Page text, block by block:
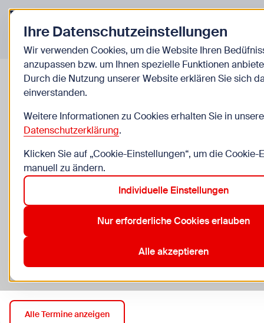
Zurück zur Startseite
Veranstaltungen
WICKED: Teil 2
USA 2025, 137 Minuten, Regie: Jon M. Chu, mit: Cynthia
Mi, 26.8., 14:00–16:17
WIENXTRA-Cinemagic in der Urania, Uraniastraße 1,
Zu den Kosten
Alle Termine anzeigen
Ihre Datenschutzeinstellungen
Wir verwenden Cookies, um die Website Ihren
anzupassen bzw. um Ihnen spezielle Funktionen
Durch die Nutzung unserer Website erklären Sie sich
einverstanden.
Weitere Informationen zu Cookies erhalten Sie in
Datenschutzerklärung.
Klicken Sie auf „Cookie-Einstellungen“, um die Cookie-
manuell zu ändern.
Individuelle Einstellungen
Nur erforderliche Cookies erlauben
Alle akzeptieren